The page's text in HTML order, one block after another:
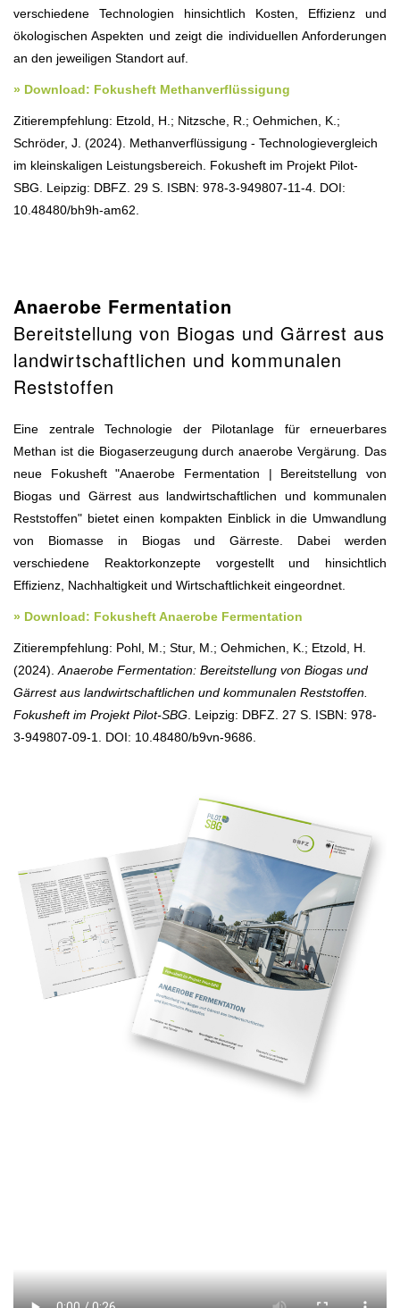
verschiedene Technologien hinsichtlich Kosten, Effizienz und
ökologischen Aspekten und zeigt die individuellen Anforderungen
an den jeweiligen Standort auf.
» Download: Fokusheft Methanverflüssigung
Zitierempfehlung: Etzold, H.; Nitzsche, R.; Oehmichen, K.;
Schröder, J. (2024). Methanverflüssigung - Technologievergleich
im kleinskaligen Leistungsbereich. Fokusheft im Projekt Pilot-
SBG. Leipzig: DBFZ. 29 S. ISBN: 978-3-949807-11-4. DOI:
10.48480/bh9h-am62.
Anaerobe Fermentation
Bereitstellung von Biogas und Gärrest aus
landwirtschaftlichen und kommunalen
Reststoffen
Eine zentrale Technologie der Pilotanlage für erneuerbares
Methan ist die Biogaserzeugung durch anaerobe Vergärung. Das
neue Fokusheft "Anaerobe Fermentation | Bereitstellung von
Biogas und Gärrest aus landwirtschaftlichen und kommunalen
Reststoffen" bietet einen kompakten Einblick in die Umwandlung
von Biomasse in Biogas und Gärreste. Dabei werden
verschiedene Reaktorkonzepte vorgestellt und hinsichtlich
Effizienz, Nachhaltigkeit und Wirtschaftlichkeit eingeordnet.
» Download: Fokusheft Anaerobe Fermentation
Zitierempfehlung: Pohl, M.; Stur, M.; Oehmichen, K.; Etzold, H.
(2024).Anaerobe Fermentation: Bereitstellung von Biogas und
Gärrest aus landwirtschaftlichen und kommunalen Reststoffen.
Fokusheft im Projekt Pilot-SBG. Leipzig: DBFZ. 27 S. ISBN: 978-
3-949807-09-1. DOI: 10.48480/b9vn-9686.